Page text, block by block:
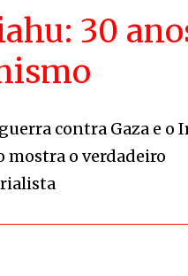
30
contra Gaza e o
o verdadeiro